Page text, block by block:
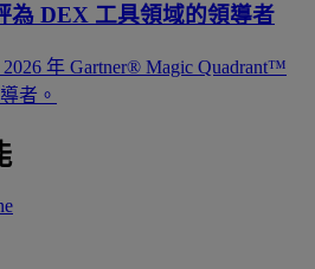
為 DEX 工具領域的領導者
年 Gartner® Magic Quadrant™
者。